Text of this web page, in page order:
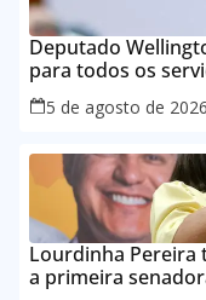
Deputado
para todos os
Maranhão
5 de agosto de 2026
Lourdinha Pereira
a primeira